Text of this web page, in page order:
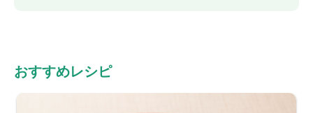
おすすめレシピ